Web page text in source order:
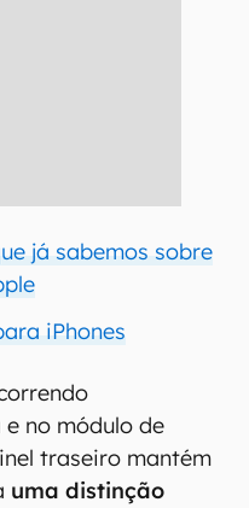
já sabemos sobre
iPhones
no módulo de
traseiro mantém
uma distinção